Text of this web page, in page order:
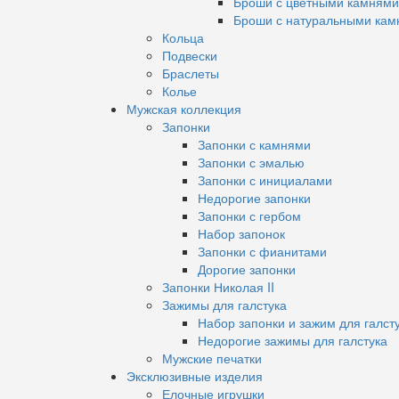
Броши с натуральными
Кольца
Подвески
Браслеты
Колье
Мужская коллекция
Запонки
Запонки с камнями
Запонки с эмалью
Запонки с инициалами
Недорогие запонки
Запонки с гербом
Набор запонок
Запонки с фианитами
Дорогие запонки
Запонки Николая II
Зажимы для галстука
Набор запонки и зажим для
Недорогие зажимы для галстука
Мужские печатки
Эксклюзивные изделия
Елочные игрушки